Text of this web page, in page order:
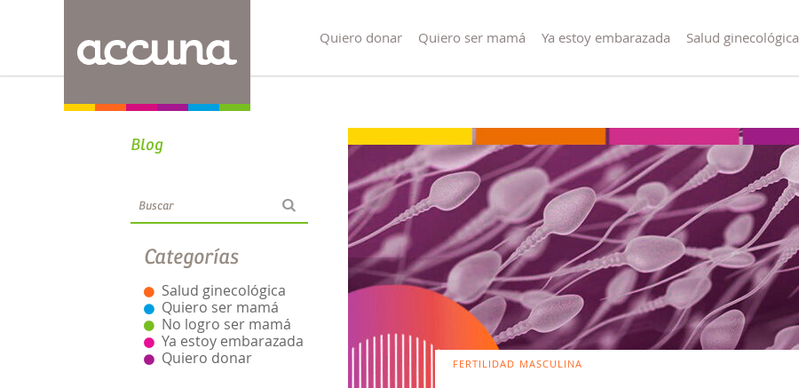
Quiero donar Quiero ser mamá Ya estoy embarazada Salud ginecológica
Blog
Categorías
Salud ginecológica
Quiero ser mamá
No logro ser mamá
Ya estoy embarazada
Quiero donar
FERTILIDAD MASCULINA